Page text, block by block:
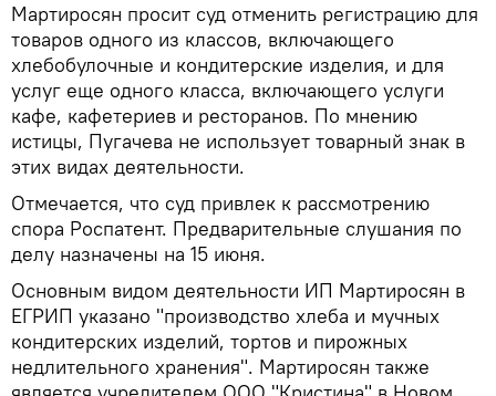
Мартиросян просит суд отменить регистрацию для
товаров одного из классов, включающего
хлебобулочные и кондитерские изделия, и для
услуг еще одного класса, включающего услуги
кафе, кафетериев и ресторанов. По мнению
истицы, Пугачева не использует товарный знак в
этих видах деятельности.
Отмечается, что суд привлек к рассмотрению
спора Роспатент. Предварительные слушания по
делу назначены на 15 июня.
Основным видом деятельности ИП Мартиросян в
ЕГРИП указано "производство хлеба и мучных
кондитерских изделий, тортов и пирожных
недлительного хранения". Мартиросян также